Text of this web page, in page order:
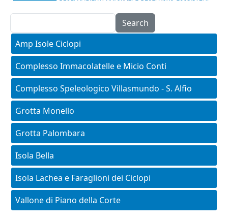
Main menu - aree-protette
Amp Isole Ciclopi
Complesso Immacolatelle e Micio Conti
Complesso Speleologico Villasmundo - S. Alfio
Grotta Monello
Grotta Palombara
Isola Bella
Isola Lachea e Faraglioni dei Ciclopi
Vallone di Piano della Corte